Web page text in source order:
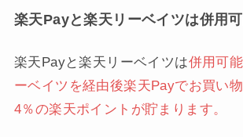
楽天Payと楽天リーベイツは併用
楽天Payと楽天リーベイツは併用可能
ーベイツを経由後楽天Payでお買い
4％の楽天ポイントが貯まります。